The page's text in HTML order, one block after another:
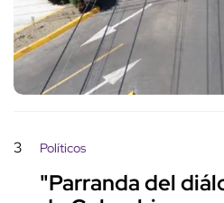
3 Políticos
"Parranda del